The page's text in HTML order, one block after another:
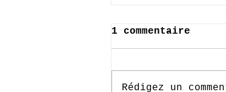
1 commentaire
Rédigez un